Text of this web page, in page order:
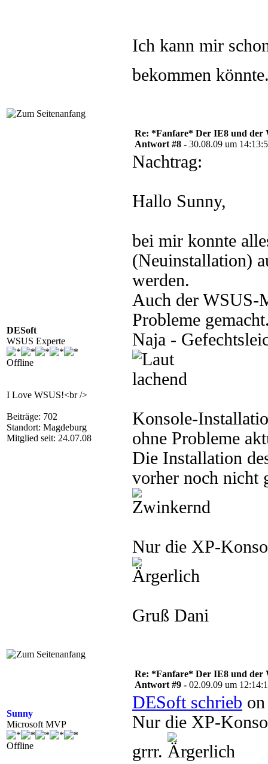
Ich kann mir
bekommen
DESoft
WSUS Experte
Offline
I Love WSUS!<br />
Beiträge: 702
Standort: Magdeburg
Mitglied seit: 24.07.08
Re: *Fanfare* Der IE8 und der
Antwort #8 - 30.08.09 um
Nachtrag:
Hallo Sunny,
bei mir konnte
(Neuinstallation)
werden.
Auch der WSUS-
Probleme
Naja -
Konsole-
ohne Probleme
Die Installation
vorher noch nicht
Nur die XP-
Gruß Dani
Sunny
Microsoft MVP
Offline
Re: *Fanfare* Der IE8 und der
Antwort #9 - 02.09.09 um
DESoft schrieb
Nur die XP-
grrr.